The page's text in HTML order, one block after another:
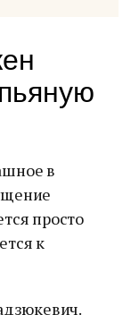
в
просто
к